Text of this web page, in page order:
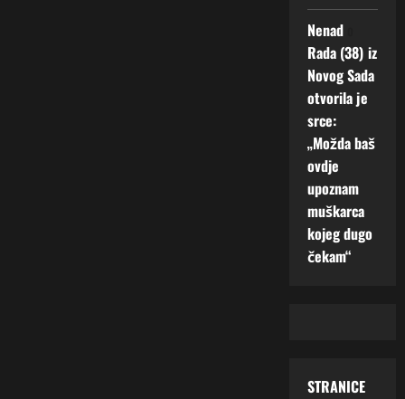
Nenad
Rada (38) iz
Novog Sada
otvorila je
srce:
„Možda baš
ovdje
upoznam
muškarca
kojeg dugo
čekam“
STRANICE